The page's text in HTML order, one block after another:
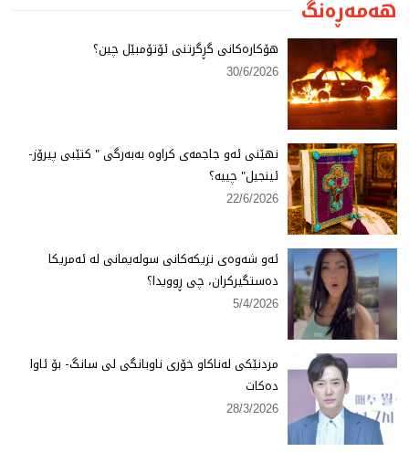
هەمەڕەنگ
هۆكارەكانی گڕگرتنی ئۆتۆمبێل چین؟
30/6/2026
نهێنی ئەو جاجمەی كراوە بەبەرگی " كتێبی پیرۆز-
ئینجیل" چییە؟
22/6/2026
ئەو شەوەی نزیكەكانی سولەیمانی لە ئەمریكا
دەستگیركران، چی ڕوویدا؟
5/4/2026
مردنێكی لەناكاو خۆری ناوبانگی لی سانگ- بۆ ئاوا
دەكات
28/3/2026